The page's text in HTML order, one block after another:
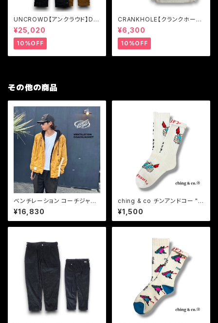
UNCROWD【アンクラウド】DU
CK DECK PANTS
¥25,020
10%OFF
CRANKHOLE【クランクホー
ル】 RIDE ME L/S T-SHIRTS
¥6,300
10%OFF
その他の商品
ベンチレーション コーチジャケ
ット ミリタリー ヘビーツイル バ
イクジャケット メンズ Vin & Ag
e ヴィンアンドエイジ VENTILA
¥16,830
ching & co チンアンドコー "ラ
¥1,500